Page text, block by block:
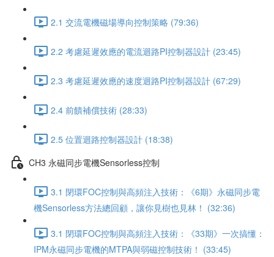
2.1 交流電機磁場導向控制策略 (79:36)
2.2 考慮延遲效應的電流迴路PI控制器設計 (23:45)
2.3 考慮延遲效應的速度迴路PI控制器設計 (67:29)
2.4 前饋補償技術 (28:33)
2.5 位置迴路控制器設計 (18:38)
CH3 永磁同步電機Sensorless控制
3.1 閉環FOC控制與高頻注入技術：《6期》永磁同步電
機Sensorless方法總回顧，讓你見樹也見林！ (32:36)
3.1 閉環FOC控制與高頻注入技術：《33期》一次搞懂：
IPM永磁同步電機的MTPA與弱磁控制技術！ (33:45)